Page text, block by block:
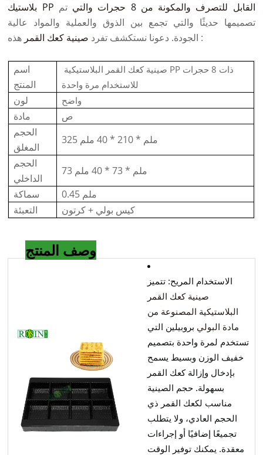
بلاستيك PP القابل للتصرف والمكونة من 8 حجرات والتي
تم
تصميمها حديثًا والتي تجمع بين الذوق والعملية والمواد عالية
الجودة. دعونا نستكشف تفرد صينية كعك القمر هذه :
اسم
المنتج
للاستخدام مرة واحدة
لون واضح
مادة
ص
الحجم
المغلق
325 ملم * 210 * 40 ملم
الحجم
الداخلي
73 ملم * 73 * 40 ملم
سماكة
0.45 ملم
التعبئة
كيس بولي + كرتون
وصف المنتج
الاستخدام المريح: تتميز
صينية كعك القمر
البلاستيكية المصنوعة من
مادة البولي بروبيلين التي
تستخدم لمرة واحدة بتصميم
خفيف الوزن وبسيط يسمح
بإدخال وإزالة كعك القمر
بسهولة. حجم الصينية
مناسب لكعك القمر ذي
الحجم العادي، ولا يتطلب
تجميعًا إضافيًا أو إجراءات
معقدة. يمكنك توفير الوقت